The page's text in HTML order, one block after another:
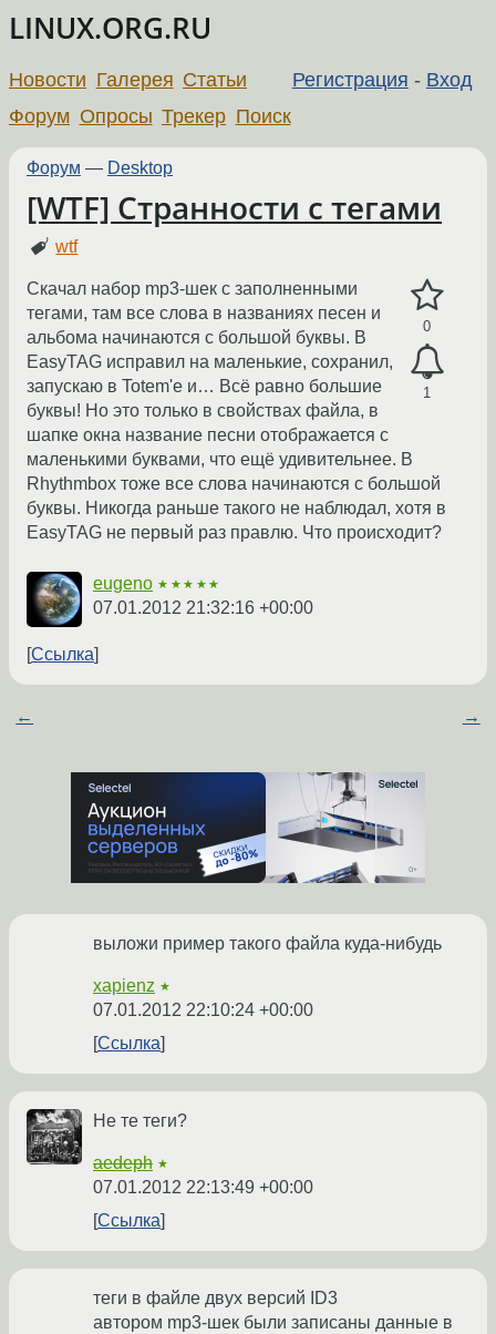
LINUX.ORG.RU
Регистрация - Вход
Новости Галерея Статьи
Форум Опросы Трекер Поиск
Форум — Desktop
[WTF] Странности с тегами
wtf
0
1
Скачал набор mp3-шек с заполненными
тегами, там все слова в названиях песен и
альбома начинаются с большой буквы. В
EasyTAG исправил на маленькие, сохранил,
запускаю в Totem'е и… Всё равно большие
буквы! Но это только в свойствах файла, в
шапке окна название песни отображается с
маленькими буквами, что ещё удивительнее. В
Rhythmbox тоже все слова начинаются с большой
буквы. Никогда раньше такого не наблюдал, хотя в
EasyTAG не первый раз правлю. Что происходит?
eugeno ★★★★★
07.01.2012 21:32:16 +00:00
Ссылка
← →
выложи пример такого файла куда-нибудь
xapienz ★
07.01.2012 22:10:24 +00:00
Ссылка
Не те теги?
aedeph ★
07.01.2012 22:13:49 +00:00
Ссылка
теги в файле двух версий ID3
автором mp3-шек были записаны данные в